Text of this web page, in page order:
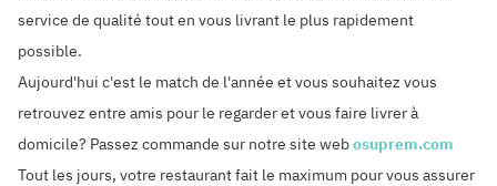
service de qualité tout en vous livrant le plus rapidement
possible.
Aujourd'hui c'est le match de l'année et vous souhaitez vous
retrouvez entre amis pour le regarder et vous faire livrer à
domicile? Passez commande sur notre site webosuprem.com
Tout les jours, votre restaurant fait le maximum pour vous assurer